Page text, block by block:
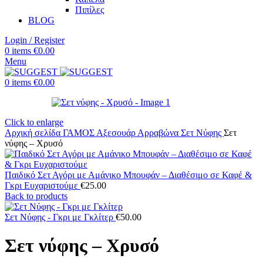
Πιπίλες
BLOG
Login / Register
0 items €0.00
Menu
0 items €0.00
Click to enlarge
Αρχική σελίδα ΓΑΜΟΣ Αξεσουάρ Αρραβώνα Σετ Νύφης Σετ
νύφης – Χρυσό
Παιδικό Σετ Αγόρι με Αμάνικο Μπουφάν – Διαθέσιμο σε Καφέ &
Γκρι Ευχαριστούμε €25.00
Back to products
Σετ Νύφης - Γκρι με Γκλίτερ €50.00
Σετ νύφης – Χρυσό